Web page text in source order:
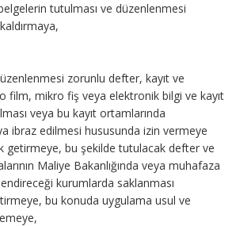
tutulması ve düzenlenmesi
zorunlu defter, kayıt ve
film, mikro fiş veya elektronik bilgi ve kayıt
veya bu kayıt ortamlarında
ibraz edilmesi hususunda izin vermeye
getirmeye, bu şekilde tutulacak defter ve
Maliye Bakanlığında veya muhafaza
kurumlarda saklanması
bu konuda uygulama usul ve